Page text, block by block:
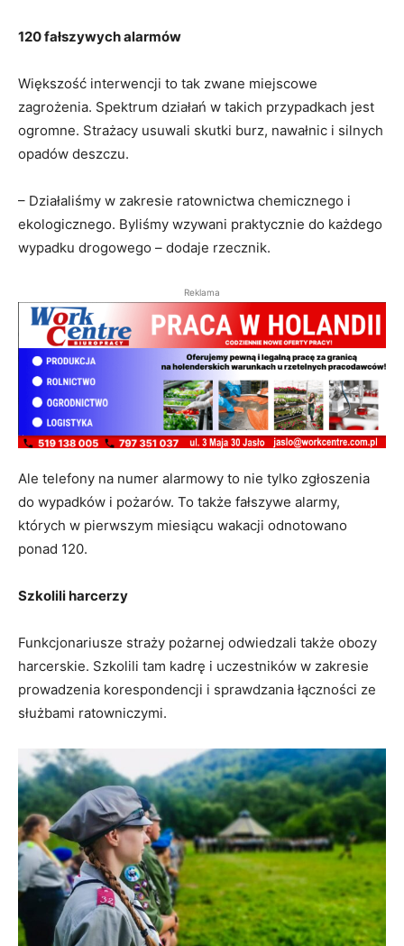
120 fałszywych alarmów
Większość interwencji to tak zwane miejscowe
zagrożenia. Spektrum działań w takich przypadkach jest
ogromne. Strażacy usuwali skutki burz, nawałnic i silnych
opadów deszczu.
– Działaliśmy w zakresie ratownictwa chemicznego i
ekologicznego. Byliśmy wzywani praktycznie do każdego
wypadku drogowego – dodaje rzecznik.
Reklama
Ale telefony na numer alarmowy to nie tylko zgłoszenia
do wypadków i pożarów. To także fałszywe alarmy,
których w pierwszym miesiącu wakacji odnotowano
ponad 120.
Szkolili harcerzy
Funkcjonariusze straży pożarnej odwiedzali także obozy
harcerskie. Szkolili tam kadrę i uczestników w zakresie
prowadzenia korespondencji i sprawdzania łączności ze
służbami ratowniczymi.